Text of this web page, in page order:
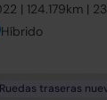
| 124.179km |
Híbrido
Ruedas traseras